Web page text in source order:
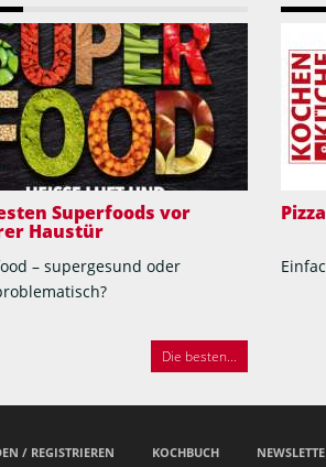
Superfoods vor
Haustür
– supergesund oder
Die besten...
/ REGISTRIEREN KOCHBUCH